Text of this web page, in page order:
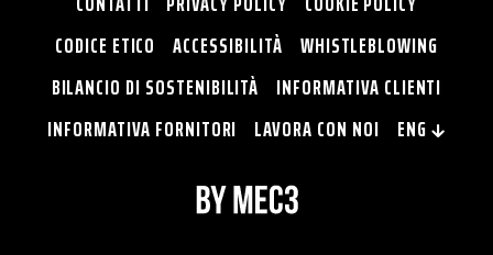
CODICE ETICO
ACCESSIBILITÀ WHISTLEBLOWING
BILANCIO DI SOSTENIBILITÀ INFORMATIVA CLIENTI
INFORMATIVA FORNITORI LAVORA CON NOI ENG